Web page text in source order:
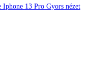
Gyors nézet